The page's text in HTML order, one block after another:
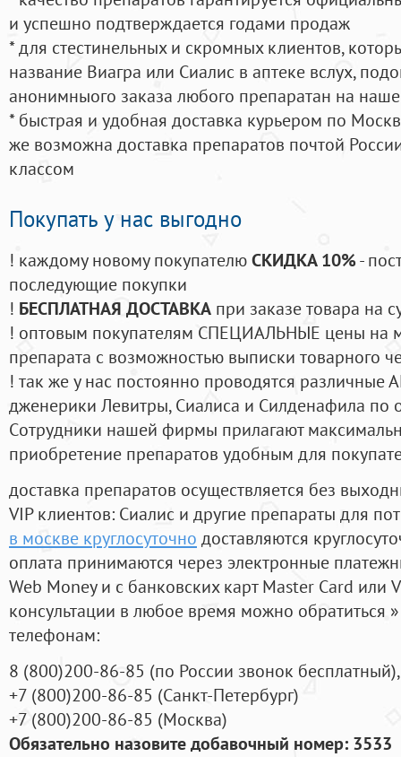
и успешно подтверждается годами продаж
* для стестинельных и скромных клиентов,
название Виагра или Сиалис в аптеке вслух,
анонимныого заказа любого препаратан на
* быстрая и удобная доставка курьером по
же возможна доставка препаратов почтой
классом
Покупать у нас выгодно
! каждому новому покупателюСКИДКА 10%-
последующие покупки
! БЕСПЛАТНАЯ ДОСТАВКА при заказе товара на
! оптовым покупателям СПЕЦИАЛЬНЫЕ цены на
препарата с возможностью выписки товарного
! так же у нас постоянно проводятся
дженерики Левитры, Сиалиса и Силденафила по
Cотрудники нашей фирмы прилагают
приобретение препаратов удобным для
доставка препаратов осуществляется без
VIP клиентов: Сиалис и другие препараты для
в москве круглосуточно доставляются
оплата принимаются через электронные
Web Money и с банковских карт Master Card или
консультации в любое время можно обратиться
телефонам:
8 (800)200-86-85 (по России звонок бесплатный),
+7 (800)200-86-85 (Санкт-Петербург)
+7 (800)200-86-85 (Москва)
Обязательно назовите добавочный номер: 3533